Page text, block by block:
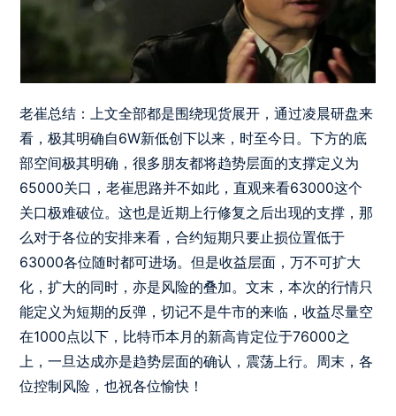
老崔总结：上文全部都是围绕现货展开，通过凌晨研盘来
看，极其明确自6W新低创下以来，时至今日。下方的底
部空间极其明确，很多朋友都将趋势层面的支撑定义为
65000关口，老崔思路并不如此，直观来看63000这个
关口极难破位。这也是近期上行修复之后出现的支撑，那
么对于各位的安排来看，合约短期只要止损位置低于
63000各位随时都可进场。但是收益层面，万不可扩大
化，扩大的同时，亦是风险的叠加。文末，本次的行情只
能定义为短期的反弹，切记不是牛市的来临，收益尽量空
在1000点以下，比特币本月的新高肯定位于76000之
上，一旦达成亦是趋势层面的确认，震荡上行。周末，各
位控制风险，也祝各位愉快！